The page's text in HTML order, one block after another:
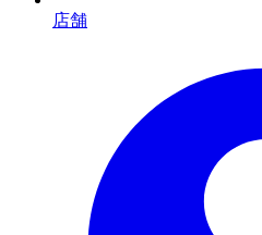
店舗